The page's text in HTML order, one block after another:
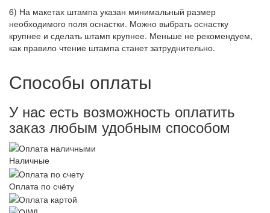
6) На макетах штампа указан минимальный размер
необходимого поля оснастки. Можно выбрать оснастку
крупнее и сделать штамп крупнее. Меньше не рекомендуем,
как правило чтение штампа станет затруднительно.
Способы оплаты
У нас есть возможность оплатить
заказ любым удобным способом
Наличные
Оплата по счёту